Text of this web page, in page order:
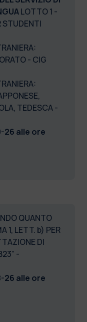
LOTTO 1 -
STUDENTI
- CIG
TEDESCA -
26 alle ore
QUANTO
1, LETT. b) PER
DI
-
26 alle ore